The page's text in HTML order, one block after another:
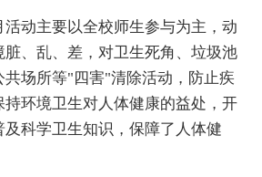
动主要以全校师生参与为主，动
脏、乱、差，对卫生死角、垃圾池
共场所等"四害"清除活动，防止疾
环境卫生对人体健康的益处，开
及科学卫生知识，保障了人体健